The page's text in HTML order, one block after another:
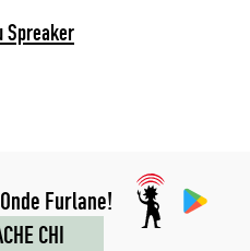
Spreaker
Furlane!
CHI